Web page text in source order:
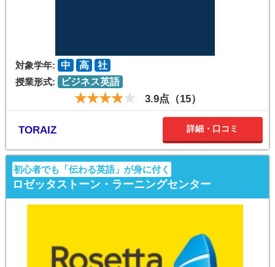
対象学年: 中 高
社
授業形式:
ビジネス英語
3.9点（15）
TORAIZ 詳細・口コミ
初心者でも「伝わる英語」が身に付く
ロゼッタストーン・ラーニングセンター